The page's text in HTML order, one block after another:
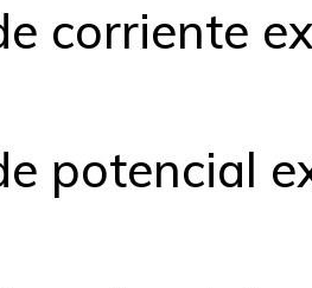
corriente
potencial